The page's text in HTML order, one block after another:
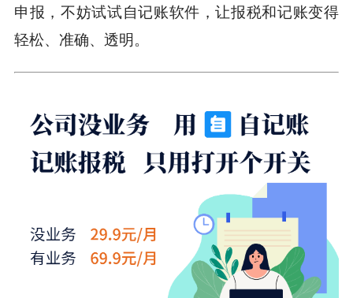
申报，不妨试试自记账软件，让报税和记账变得
轻松、准确、透明。